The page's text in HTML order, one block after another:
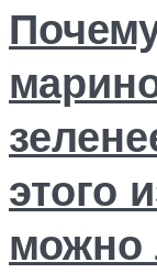
этого
можно